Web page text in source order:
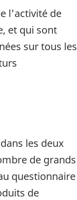
l'activité de
et qui sont
sur tous les
les deux
de grands
questionnaire
de